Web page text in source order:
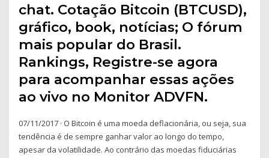
chat. Cotação Bitcoin (BTCUSD),
gráfico, book, notícias; O fórum
mais popular do Brasil.
Rankings, Registre-se agora
para acompanhar essas ações
ao vivo no Monitor ADVFN.
07/11/2017 · O Bitcoin é uma moeda deflacionária, ou seja, sua
tendência é de sempre ganhar valor ao longo do tempo,
apesar da volatilidade. Ao contrário das moedas fiduciárias